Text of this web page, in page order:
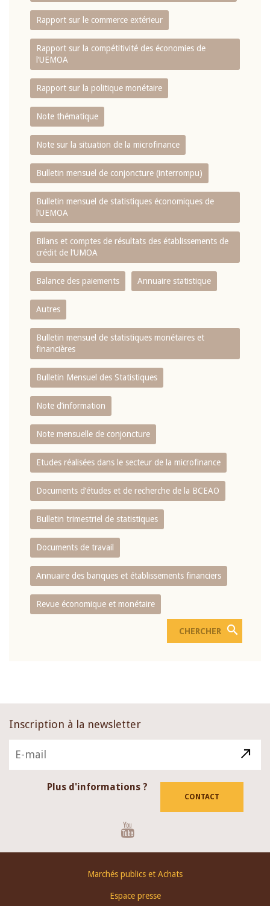
Rapport sur le commerce extérieur
Rapport sur la compétitivité des économies de
l‘UEMOA
Rapport sur la politique monétaire
Note thématique
Note sur la situation de la microfinance
Bulletin mensuel de conjoncture (interrompu)
Bulletin mensuel de statistiques économiques de
l‘UEMOA
Bilans et comptes de résultats des établissements de
crédit de l‘UMOA
Balance des paiements Annuaire statistique
Autres
Bulletin mensuel de statistiques monétaires et
financières
Bulletin Mensuel des Statistiques
Note d’information
Note mensuelle de conjoncture
Etudes réalisées dans le secteur de la microfinance
Documents d’études et de recherche de la BCEAO
Bulletin trimestriel de statistiques
Documents de travail
Annuaire des banques et établissements financiers
Revue économique et monétaire
Inscription à la newsletter
Plus d'informations ?
CONTACT
Marchés publics et Achats
Espace presse